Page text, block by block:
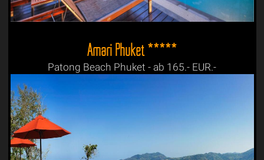
Amari Phuket *****
Patong Beach Phuket - ab 165.- EUR.-